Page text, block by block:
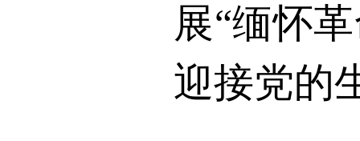
展“缅怀
迎接党的